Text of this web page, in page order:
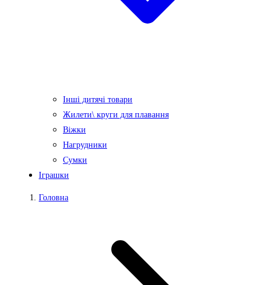
Інші дитячі товари
Жилети\ круги для плавання
Віжки
Нагрудники
Сумки
Іграшки
Головна